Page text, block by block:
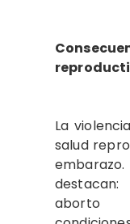
La
salud
destacan:
aborto